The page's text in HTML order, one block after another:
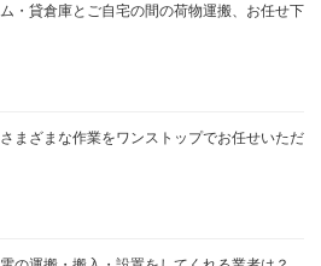
・貸倉庫とご自宅の間の荷物運搬、お任せ下
まざまな作業をワンストップでお任せいただ